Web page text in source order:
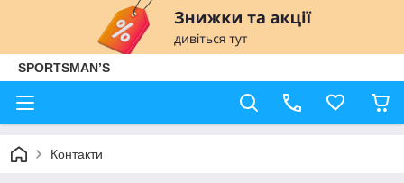
SPORTSMAN’S
Контакти